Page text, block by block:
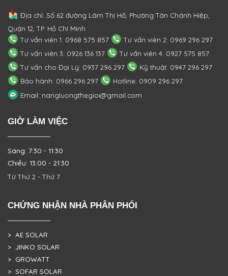
Địa chỉ: Số 62 đường Lâm Thị Hố, PhườngTân Chánh Hiệp,
Quận 12, TP. Hồ Chí Minh
Tư vấn viên 1: 0968 575 857
Tư vấn viên 2: 0969 296 297
Tư vấn viên 3: 0926 136 137
Tư vấn viên 4: 0927 575 857
Tư vấn cho Đại Lý: 0937 296 297
Kỹ thuật: 0947 296 297
Bảo hành: 0966 296 297
Hotline: 0909 296 297
Email: nangluongthegioi@gmail.com
GIỜ LÀM VIỆC
Sáng: 7:30 - 11:30
Chiều: 13:00 - 21:30
Từ Thứ 2 - Thứ 7
CHỨNG NHẬN NHÀ PHÂN PHỐI
> AE SOLAR
> JINKO SOLAR
> GROWATT
> SOFAR SOLAR